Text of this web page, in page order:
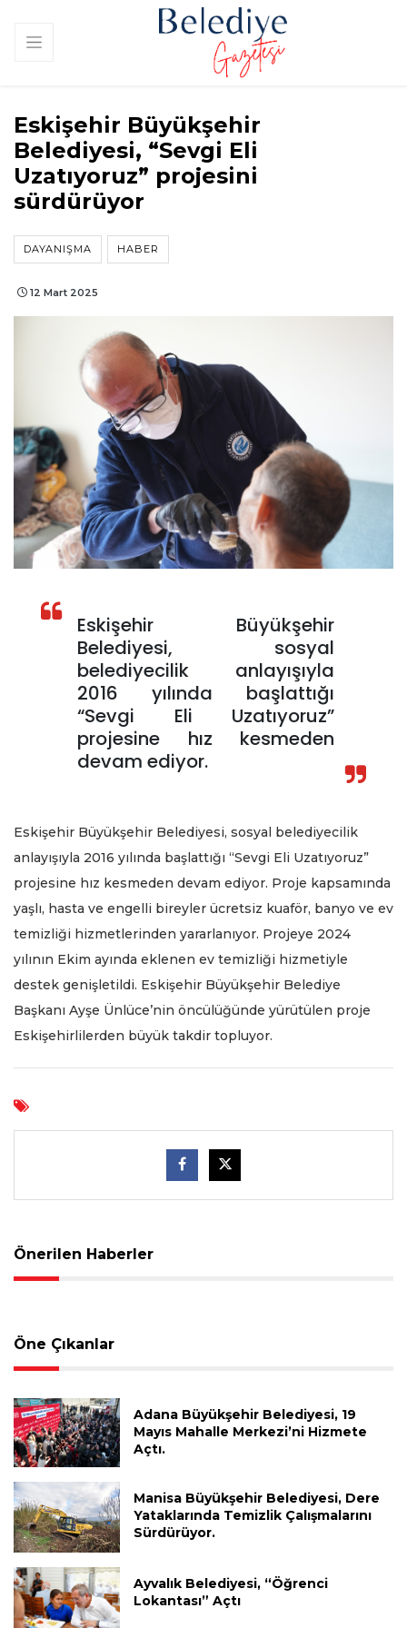
Eskişehir Büyükşehir
Belediyesi, “Sevgi Eli
Uzatıyoruz” projesini
sürdürüyor
DAYANIŞMA HABER
12 Mart 2025
Eskişehir Büyükşehir
Belediyesi, sosyal
belediyecilik anlayışıyla
2016 yılında başlattığı
“Sevgi Eli Uzatıyoruz”
projesine hız kesmeden
devam ediyor.
Eskişehir Büyükşehir Belediyesi, sosyal belediyecilik
anlayışıyla 2016 yılında başlattığı “Sevgi Eli Uzatıyoruz”
projesine hız kesmeden devam ediyor. Proje kapsamında
yaşlı, hasta ve engelli bireyler ücretsiz kuaför, banyo ve ev
temizliği hizmetlerinden yararlanıyor. Projeye 2024
yılının Ekim ayında eklenen ev temizliği hizmetiyle
destek genişletildi. Eskişehir Büyükşehir Belediye
Başkanı Ayşe Ünlüce’nin öncülüğünde yürütülen proje
Eskişehirlilerden büyük takdir topluyor.
Önerilen Haberler
Öne Çıkanlar
Adana Büyükşehir Belediyesi, 19
Mayıs Mahalle Merkezi’ni Hizmete
Açtı.
Manisa Büyükşehir Belediyesi, Dere
Yataklarında Temizlik Çalışmalarını
Sürdürüyor.
Ayvalık Belediyesi, “Öğrenci
Lokantası” Açtı